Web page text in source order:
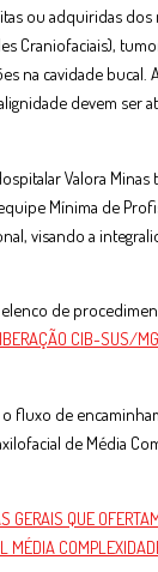
ou adquiridas dos
Craniofaciais),
na cavidade bucal.
devem ser
Valora
Mínima de
visando a
de
CIB-SUS/
fluxo de
de Média
GERAIS QUE
MÉDIA